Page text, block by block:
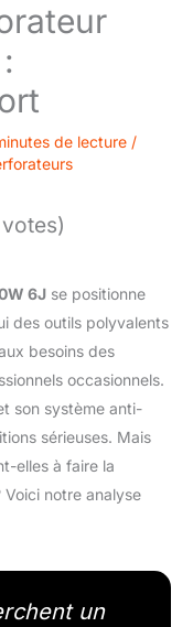
de lecture /
6J se positionne
des outils polyvalents
besoins des
occasionnels.
son système anti-
sérieuses. Mais
elles à faire la
notre analyse
un